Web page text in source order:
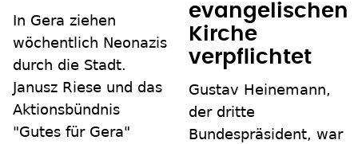
In Gera ziehen
wöchentlich Neonazis
durch die Stadt.
Janusz Riese und das
Aktionsbündnis
"Gutes für Gera"
evangelischen
Kirche
verpflichtet
Gustav Heinemann,
der dritte
Bundespräsident, war